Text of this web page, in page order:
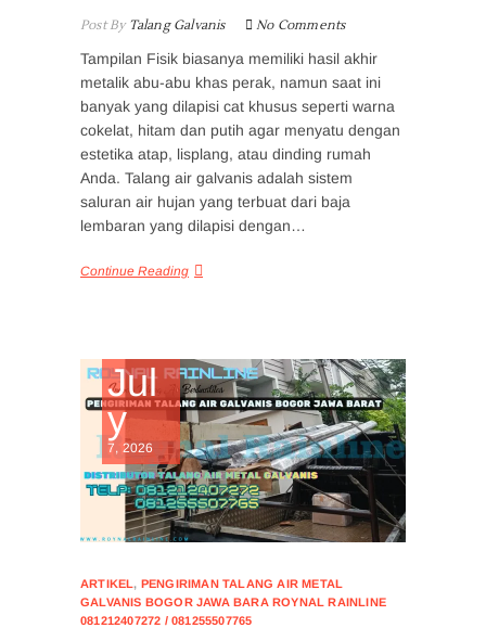
Post ByTalang Galvanis No Comments
Tampilan Fisik biasanya memiliki hasil akhir
metalik abu-abu khas perak, namun saat ini
banyak yang dilapisi cat khusus seperti warna
cokelat, hitam dan putih agar menyatu dengan
estetika atap, lisplang, atau dinding rumah
Anda. Talang air galvanis adalah sistem
saluran air hujan yang terbuat dari baja
lembaran yang dilapisi dengan…
Continue Reading
Jul
y
7, 2026
ARTIKEL, PENGIRIMAN TALANG AIR METAL
GALVANIS BOGOR JAWA BARA ROYNAL RAINLINE
081212407272 / 081255507765